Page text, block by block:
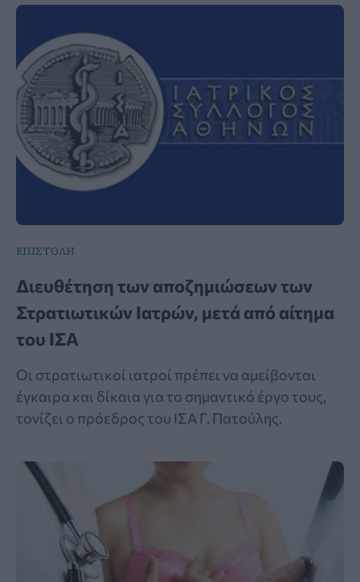
ΕΠΙΣΤΟΛΗ
Διευθέτηση των αποζημιώσεων των
Στρατιωτικών Ιατρών, μετά από αίτημα
του ΙΣΑ
Οι στρατιωτικοί ιατροί πρέπει να αμείβονται
έγκαιρα και δίκαια για το σημαντικό έργο τους,
τονίζει ο πρόεδρος του ΙΣΑ Γ. Πατούλης.